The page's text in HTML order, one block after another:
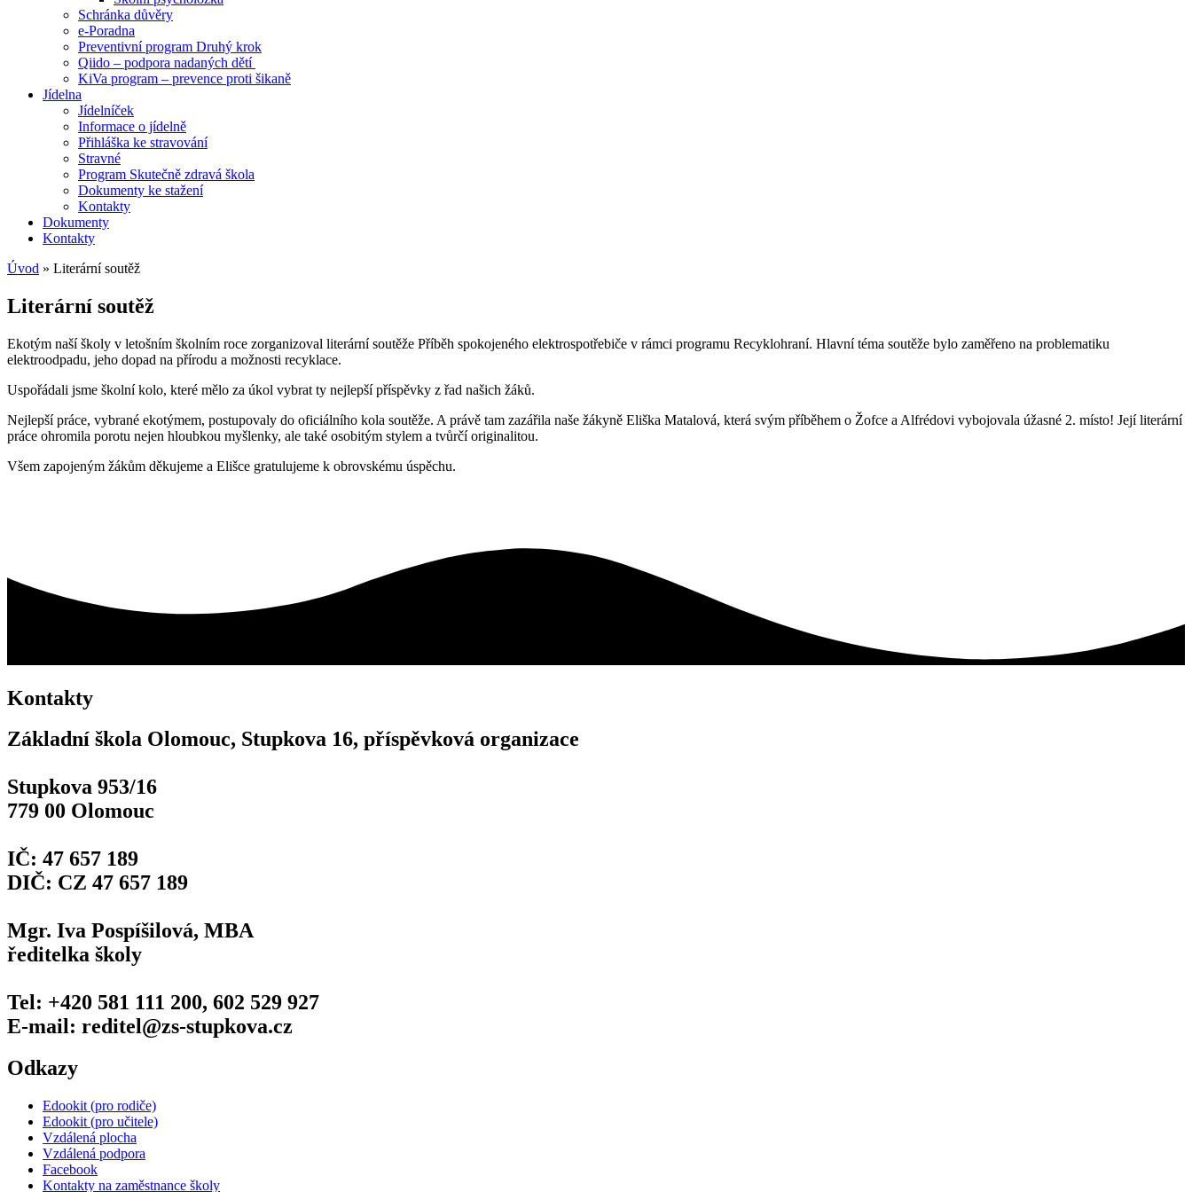
Schránka důvěry
e-Poradna
Preventivní program Druhý krok
Qiido – podpora nadaných dětí
KiVa program – prevence proti šikaně
Jídelna
Jídelníček
Informace o jídelně
Přihláška ke stravování
Stravné
Program Skutečně zdravá škola
Dokumenty ke stažení
Kontakty
Dokumenty
Kontakty
Úvod » Literární soutěž
Literární soutěž
Ekotým naší školy v letošním školním roce zorganizoval literární soutěže Příběh spokojeného elektrospotřebiče v rámci programu Recyklohraní. Hlavní téma soutěže bylo zaměřeno na problematiku
elektroodpadu, jeho dopad na přírodu a možnosti recyklace.
Uspořádali jsme školní kolo, které mělo za úkol vybrat ty nejlepší příspěvky z řad našich žáků.
Nejlepší práce, vybrané ekotýmem, postupovaly do oficiálního kola soutěže. A právě tam zazářila naše žákyně Eliška Matalová, která svým příběhem o Žofce a Alfrédovi vybojovala úžasné 2. místo! Její literární
práce ohromila porotu nejen hloubkou myšlenky, ale také osobitým stylem a tvůrčí originalitou.
Všem zapojeným žákům děkujeme a Elišce gratulujeme k obrovskému úspěchu.
Kontakty
Základní škola Olomouc, Stupkova 16, příspěvková organizace
Stupkova 953/16
779 00 Olomouc
IČ: 47 657 189
DIČ: CZ 47 657 189
Mgr. Iva Pospíšilová, MBA
ředitelka školy
Tel: +420 581 111 200, 602 529 927
E-mail: reditel@zs-stupkova.cz
Odkazy
Edookit (pro rodiče)
Edookit (pro učitele)
Vzdálená plocha
Vzdálená podpora
Facebook
Kontakty na zaměstnance školy